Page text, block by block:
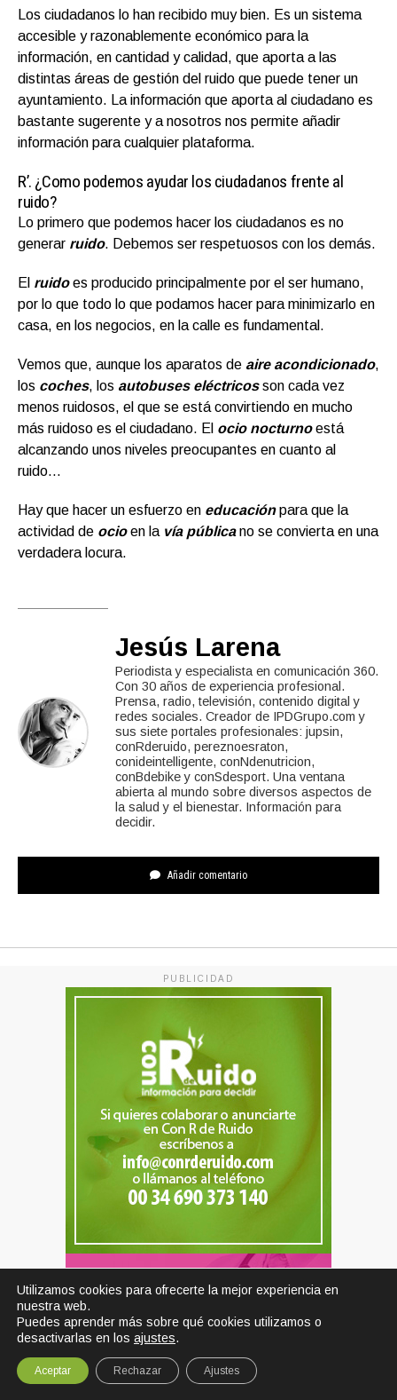
SHARE
Los ciudadanos lo han recibido muy bien. Es un sistema
accesible y razonablemente económico para la
información, en cantidad y calidad, que aporta a las
distintas áreas de gestión del ruido que puede tener un
ayuntamiento. La información que aporta al ciudadano es
bastante sugerente y a nosotros nos permite añadir
información para cualquier plataforma.
R’. ¿Como podemos ayudar los ciudadanos frente al
ruido?
Lo primero que podemos hacer los ciudadanos es no
generar ruido. Debemos ser respetuosos con los demás.
El ruidoes producido principalmente por el ser humano,
por lo que todo lo que podamos hacer para minimizarlo en
casa, en los negocios, en la calle es fundamental.
Vemos que, aunque los aparatos de aire acondicionado,
los coches, los autobuses eléctricosson cada vez
menos ruidosos, el que se está convirtiendo en mucho
más ruidoso es el ciudadano. El ocio nocturnoestá
alcanzando unos niveles preocupantes en cuanto al
ruido…
Hay que hacer un esfuerzo en educaciónpara que la
actividad de ocioen la vía públicano se convierta en una
verdadera locura.
Jesús Larena
Periodista y especialista en comunicación 360.
Con 30 años de experiencia profesional.
Prensa, radio, televisión, contenido digital y
redes sociales. Creador de IPDGrupo.com y
sus siete portales profesionales: jupsin,
conRderuido, pereznoesraton,
conideintelligente, conNdenutricion,
conBdebike y conSdesport. Una ventana
abierta al mundo sobre diversos aspectos de
la salud y el bienestar. Información para
decidir.
Añadir comentario
PUBLICIDAD
Utilizamos cookies para ofrecerte la mejor experiencia en
nuestra web.
Puedes aprender más sobre qué cookies utilizamos o
desactivarlas en los ajustes.
Aceptar Rechazar Ajustes